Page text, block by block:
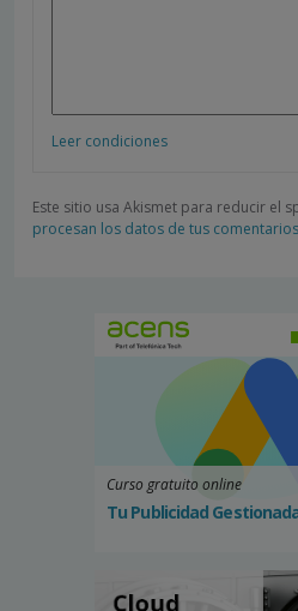
Leer condiciones
Este sitio usa Akismet para reducir el
procesan los datos de tus
Curso gratuito online
Tu Publicidad